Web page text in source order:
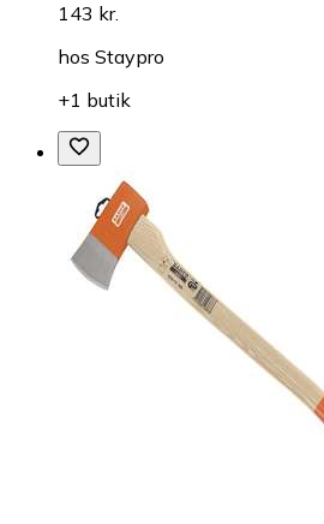
143 kr.
hos Staypro
+1 butik